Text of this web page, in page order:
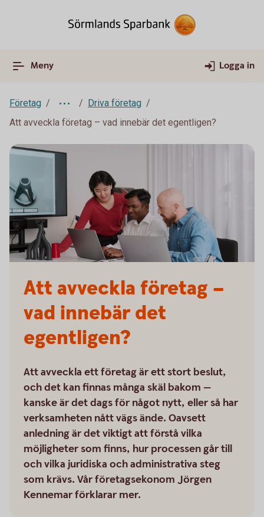
Meny Logga in
Företag
Driva företag
Att avveckla företag – vad innebär det egentligen?
Att avveckla företag –
vad innebär det
egentligen?
Att avveckla ett företag är ett stort beslut,
och det kan finnas många skäl bakom —
kanske är det dags för något nytt, eller så har
verksamheten nått vägs ände. Oavsett
anledning är det viktigt att förstå vilka
möjligheter som finns, hur processen går till
och vilka juridiska och administrativa steg
som krävs. Vår företagsekonom Jörgen
Kennemar förklarar mer.